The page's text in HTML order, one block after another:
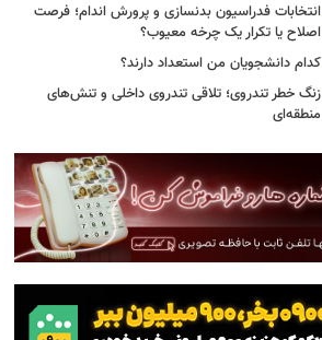
انتخابات فدراسیون بدنسازی و پرورش اندام؛ فرصت
اصلاح یا تکرار یک چرخه معیوب؟
کدام دانشجویان من استعداد دارند؟
زنگ خطر تندروی؛ تلاقی تندروی داخلی و تنش‌های
منطقه‌ای